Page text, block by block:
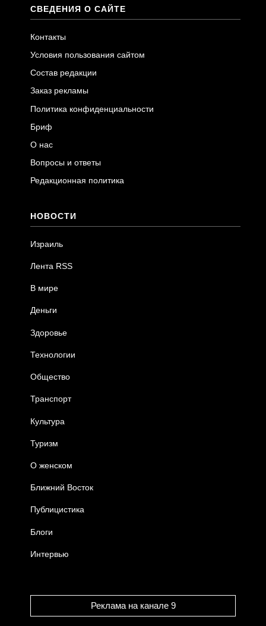
СВЕДЕНИЯ О САЙТЕ
Контакты
Условия пользования сайтом
Состав редакции
Заказ рекламы
Политика конфиденциальности
Бриф
О нас
Вопросы и ответы
Редакционная политика
НОВОСТИ
Израиль
Лента RSS
В мире
Деньги
Здоровье
Технологии
Общество
Транспорт
Культура
Туризм
О женском
Ближний Восток
Публицистика
Блоги
Интервью
Реклама на канале 9